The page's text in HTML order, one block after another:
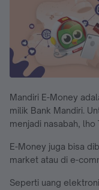
Mandiri E-Money
milik Bank Mandiri.
menjadi nasabah, lho
E-Money juga bisa
market atau di e-
Seperti uang